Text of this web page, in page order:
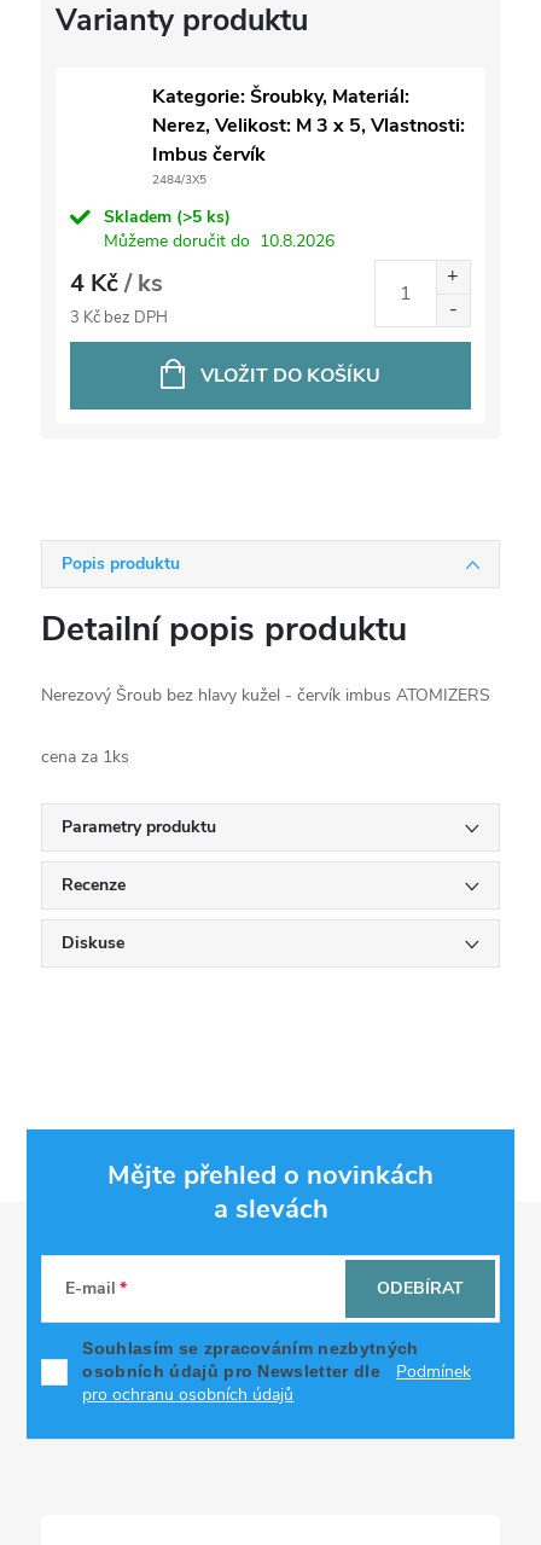
Kategorie: Šroubky, Materiál:
Nerez, Velikost: M 3 x 5, Vlastnosti:
Imbus červík
2484/3X5
Skladem (>5 ks)
Můžeme doručit do 10.8.2026
4 Kč/ ks
3 Kč bez DPH
VLOŽIT DO KOŠÍKU
Popis produktu
Detailní popis produktu
Nerezový Šroub bez hlavy kužel - červík imbus ATOMIZERS
cena za 1ks
Parametry produktu
Recenze
Diskuse
Mějte přehled o novinkách
a slevách
E-mail
Souhlasím se zpracováním nezbytných
osobních údajů pro Newsletter dle
Podmínek
pro ochranu osobních údajů
ODEBÍRAT